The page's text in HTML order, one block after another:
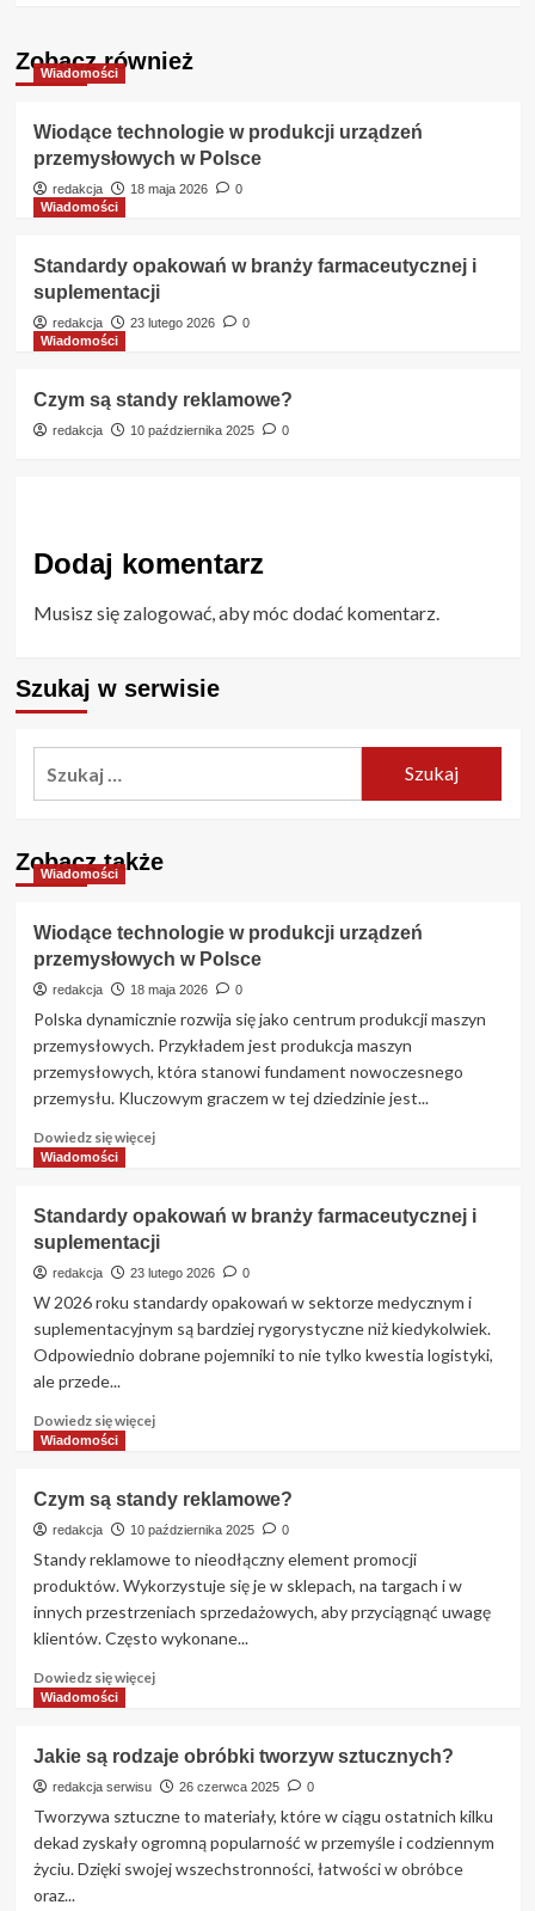
Zobacz również
Wiadomości
Wiodące technologie w produkcji urządzeń
przemysłowych w Polsce
redakcja 18 maja 2026
0
Wiadomości
Standardy opakowań w branży farmaceutycznej i
suplementacji
redakcja 23 lutego 2026
0
Wiadomości
Czym są standy reklamowe?
redakcja 10 października 2025 0
Dodaj komentarz
Musisz się zalogować, aby móc dodać komentarz.
Szukaj w serwisie
Zobacz także
Wiadomości
Wiodące technologie w produkcji urządzeń
przemysłowych w Polsce
redakcja 18 maja 2026 0
Polska dynamicznie rozwija się jako centrum produkcji maszyn
przemysłowych. Przykładem jest produkcja maszyn
przemysłowych, która stanowi fundament nowoczesnego
przemysłu. Kluczowym graczem w tej dziedzinie jest...
Dowiedz się więcejDowiedz
Wiodące
technologie
w
urządzeń
przemysłowych
w
Wiadomości
Standardy opakowań w branży farmaceutycznej i
suplementacji
redakcja 23 lutego 2026 0
W 2026 roku standardy opakowań w sektorze medycznym i
suplementacyjnym są bardziej rygorystyczne niż kiedykolwiek.
Odpowiednio dobrane pojemniki to nie tylko kwestia logistyki,
ale przede...
Dowiedz się więcejDowiedz
Standardy
opakowań
farmaceutycznej
i
suplementacji
Wiadomości
Czym są standy reklamowe?
redakcja 10 października 2025 0
Standy reklamowe to nieodłączny element promocji
produktów. Wykorzystuje się je w sklepach, na targach i w
innych przestrzeniach sprzedażowych, aby przyciągnąć uwagę
klientów. Często wykonane...
Dowiedz się więcejDowiedz
Czym
są
standy
Wiadomości
Jakie są rodzaje obróbki tworzyw sztucznych?
redakcja serwisu 26 czerwca 2025 0
Tworzywa sztuczne to materiały, które w ciągu ostatnich kilku
dekad zyskały ogromną popularność w przemyśle i codziennym
życiu. Dzięki swojej wszechstronności, łatwości w obróbce
oraz...